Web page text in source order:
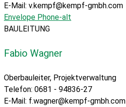
E-Mail: v.kempf@kempf-gmbh.com
Envelope Phone-alt
BAULEITUNG
Fabio Wagner
Oberbauleiter, Projektverwaltung
Telefon: 0681 - 94836-27
E-Mail: f.wagner@kempf-gmbh.com